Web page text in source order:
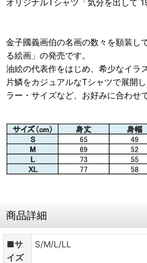
オリジナルTシャツ「気分を出して
金子國義画伯の名画の数々を額装し
る絵画」の発売です。
油絵の代表作をはじめ、希少なイラ
片鱗をカジュアルなTシャツで展開
ラー・サイズなど、お好みに合わせ
商品詳細
■サ
イズ
S/M/L/LL